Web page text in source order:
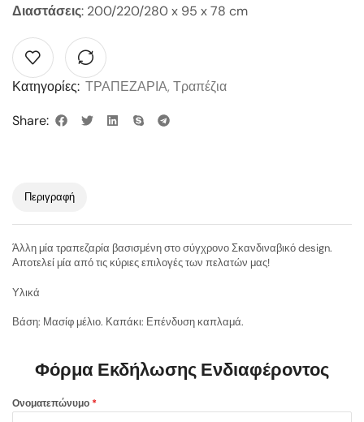
Διαστάσεις: 200/220/280 x 95 x 78 cm
Κατηγορίες: ΤΡΑΠΕΖΑΡΙΑ, Τραπέζια
Share:
Περιγραφή
Άλλη μία τραπεζαρία βασισμένη στο σύγχρονο Σκανδιναβικό design.
Αποτελεί μία από τις κύριες επιλογές των πελατών μας!
Υλικά
Βάση: Μασίφ μέλιο. Καπάκι: Επένδυση καπλαμά.
Φόρμα Εκδήλωσης Ενδιαφέροντος
Ονοματεπώνυμο *